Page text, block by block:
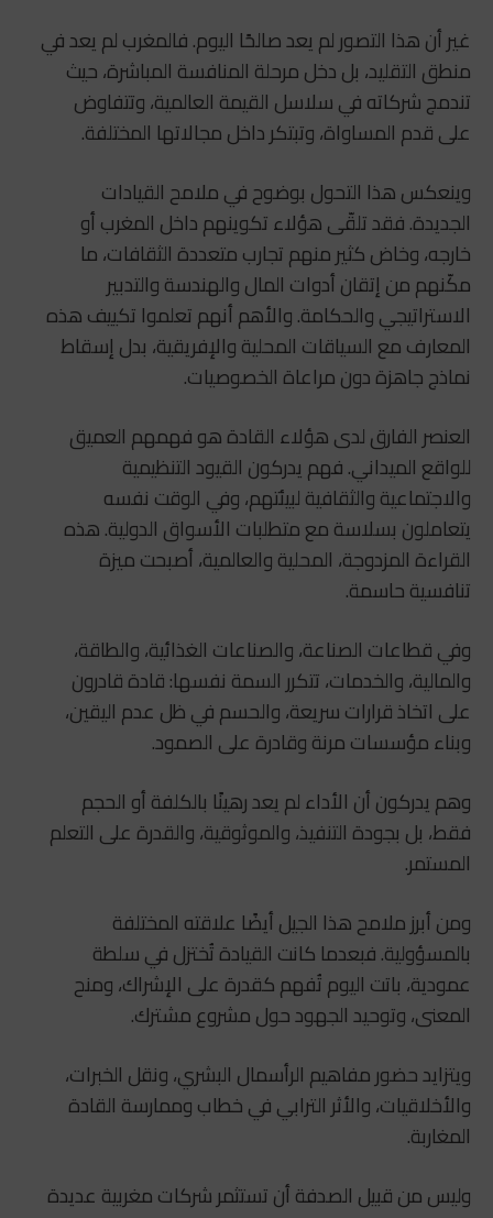
غير أن هذا التصور لم يعد صالحًا اليوم. فالمغرب لم يعد في
منطق التقليد، بل دخل مرحلة المنافسة المباشرة، حيث
تندمج شركاته في سلاسل القيمة العالمية، وتتفاوض
على قدم المساواة، وتبتكر داخل مجالاتها المختلفة.
وينعكس هذا التحول بوضوح في ملامح القيادات
الجديدة. فقد تلقّى هؤلاء تكوينهم داخل المغرب أو
خارجه، وخاض كثير منهم تجارب متعددة الثقافات، ما
مكّنهم من إتقان أدوات المال والهندسة والتدبير
الاستراتيجي والحكامة. والأهم أنهم تعلموا تكييف هذه
المعارف مع السياقات المحلية والإفريقية، بدل إسقاط
نماذج جاهزة دون مراعاة الخصوصيات.
العنصر الفارق لدى هؤلاء القادة هو فهمهم العميق
للواقع الميداني. فهم يدركون القيود التنظيمية
والاجتماعية والثقافية لبيئتهم، وفي الوقت نفسه
يتعاملون بسلاسة مع متطلبات الأسواق الدولية. هذه
القراءة المزدوجة، المحلية والعالمية، أصبحت ميزة
تنافسية حاسمة.
وفي قطاعات الصناعة، والصناعات الغذائية، والطاقة،
والمالية، والخدمات، تتكرر السمة نفسها: قادة قادرون
على اتخاذ قرارات سريعة، والحسم في ظل عدم اليقين،
وبناء مؤسسات مرنة وقادرة على الصمود.
وهم يدركون أن الأداء لم يعد رهينًا بالكلفة أو الحجم
فقط، بل بجودة التنفيذ، والموثوقية، والقدرة على التعلم
المستمر.
ومن أبرز ملامح هذا الجيل أيضًا علاقته المختلفة
بالمسؤولية. فبعدما كانت القيادة تُختزل في سلطة
عمودية، باتت اليوم تُفهم كقدرة على الإشراك، ومنح
المعنى، وتوحيد الجهود حول مشروع مشترك.
ويتزايد حضور مفاهيم الرأسمال البشري، ونقل الخبرات،
والأخلاقيات، والأثر الترابي في خطاب وممارسة القادة
المغاربة.
وليس من قبيل الصدفة أن تستثمر شركات مغربية عديدة